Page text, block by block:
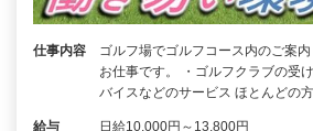
仕事内容
ゴルフ場でゴルフコース内のご案
お仕事です。 ・ゴルフクラブの受
バイスなどのサービス ほとんどの
給与 日給10,000円～13,800円